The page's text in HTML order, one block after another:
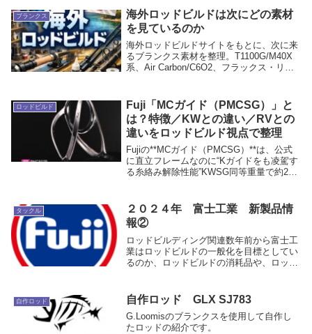
ブランクス
海外ロッドビルドは次にどの素材
を見ているのか
海外ロッドビルドサイトをもとに、次に来
るブランクス素材を整理。T1100G/M40X
系、Air Carbon/C6O2、フラックス・リネ
ロッドビルド
Fuji「MCガイド（PMCSG）」と
は？特徴／KWとの違い／RVとの
違いをロッドビルド視点で整理
Fujiの**MCガイド（PMCSG）**は、公式
に直立フレームなのに“Kガイドをも凌駕す
る糸絡み解除性能”KWSG同等重量で約2倍
Free”ガイドです...
タックル
２０２４年 富士工業 新製品情
報②
ロッドビルディング関連数年前から富士工
業はロッドビルドの一般化を目標としてい
るのか、ロッドビルドの消耗品や、ロッド
連の主にガイドコーティング関連の製品に
力を入れ...
自作ロッド 自作ロッド GLX SJ783
G.Loomisのブランクスを使用して自作し
たロッドの紹介です。